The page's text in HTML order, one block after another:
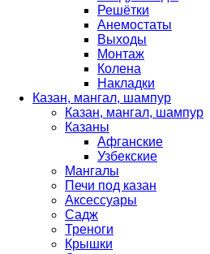
Решётки
Анемостаты
Выходы
Монтаж
Колена
Накладки
Казан, мангал, шампур
Казан, мангал, шампур
Казаны
Афганские
Узбекские
Мангалы
Печи под казан
Аксессуары
Садж
Треноги
Крышки